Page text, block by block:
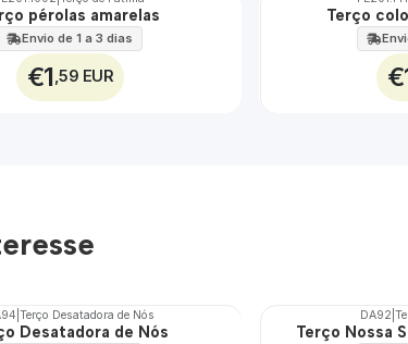
pérolas amarelas
Envio de 1 a 3 dias
€1 ,59 EUR
Não DisponívelTerço
|Terço Desatadora de Nós
Desatadora de Nós
DA92
Terço Nossa